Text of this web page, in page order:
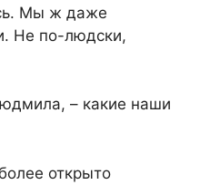
Мы ж даже
Не по-людски,
– какие наши
открыто